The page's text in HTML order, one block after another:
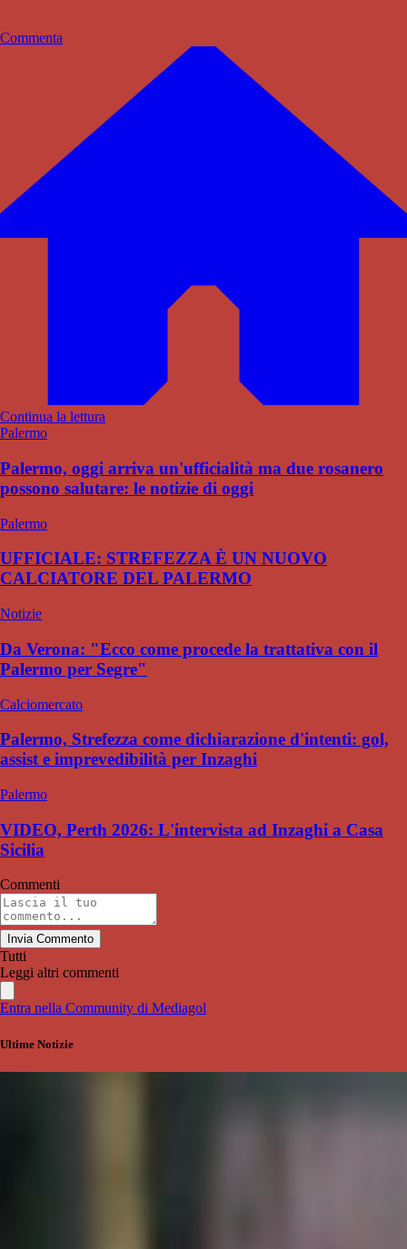
Commenta
Continua la lettura
Palermo
Palermo, oggi arriva un'ufficialità ma due rosanero
possono salutare: le notizie di oggi
Palermo
UFFICIALE: STREFEZZA È UN NUOVO
CALCIATORE DEL PALERMO
Notizie
Da Verona: "Ecco come procede la trattativa con il
Palermo per Segre"
Calciomercato
Palermo, Strefezza come dichiarazione d'intenti: gol,
assist e imprevedibilità per Inzaghi
Palermo
VIDEO, Perth 2026: L'intervista ad Inzaghi a Casa
Sicilia
Commenti
Invia Commento
Tutti
Leggi altri commenti
Entra nella Community di Mediagol
Ultime Notizie